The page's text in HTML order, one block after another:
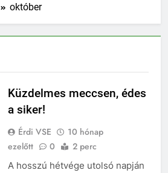
október
Küzdelmes meccsen, édes
a siker!
Érdi VSE
10 hónap
ezelőtt
0 2 perc
A hosszú hétvége utolsó napján